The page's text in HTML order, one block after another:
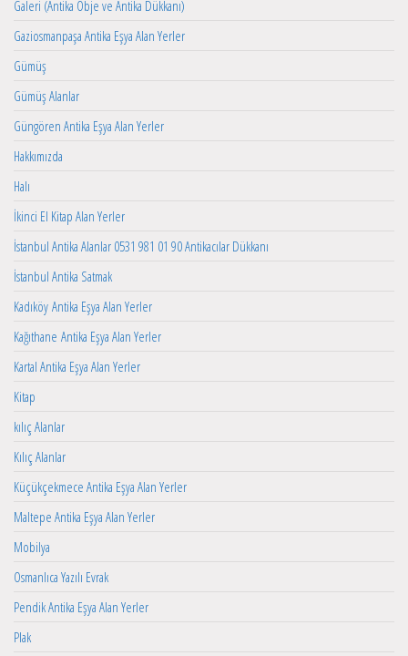
Galeri (Antika Obje ve Antika Dükkanı)
Gaziosmanpaşa Antika Eşya Alan Yerler
Gümüş
Gümüş Alanlar
Güngören Antika Eşya Alan Yerler
Hakkımızda
Halı
İkinci El Kitap Alan Yerler
İstanbul Antika Alanlar 0531 981 01 90 Antikacılar Dükkanı
İstanbul Antika Satmak
Kadıköy Antika Eşya Alan Yerler
Kağıthane Antika Eşya Alan Yerler
Kartal Antika Eşya Alan Yerler
Kitap
kılıç Alanlar
Kılıç Alanlar
Küçükçekmece Antika Eşya Alan Yerler
Maltepe Antika Eşya Alan Yerler
Mobilya
Osmanlıca Yazılı Evrak
Pendik Antika Eşya Alan Yerler
Plak